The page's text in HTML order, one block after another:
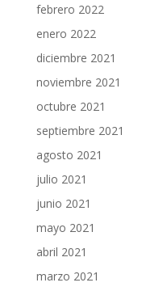
febrero 2022
enero 2022
diciembre 2021
noviembre 2021
octubre 2021
septiembre 2021
agosto 2021
julio 2021
junio 2021
mayo 2021
abril 2021
marzo 2021